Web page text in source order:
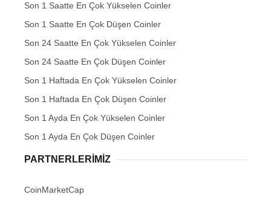
Son 1 Saatte En Çok Yükselen Coinler
Son 1 Saatte En Çok Düşen Coinler
Son 24 Saatte En Çok Yükselen Coinler
Son 24 Saatte En Çok Düşen Coinler
Son 1 Haftada En Çok Yükselen Coinler
Son 1 Haftada En Çok Düşen Coinler
Son 1 Ayda En Çok Yükselen Coinler
Son 1 Ayda En Çok Düşen Coinler
PARTNERLERIMIZ
CoinMarketCap